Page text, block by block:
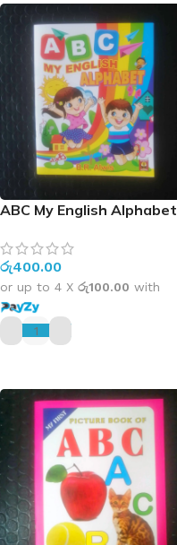
ABC My English Alphabet
රු400.00
or up to 4 X රු100.00 with